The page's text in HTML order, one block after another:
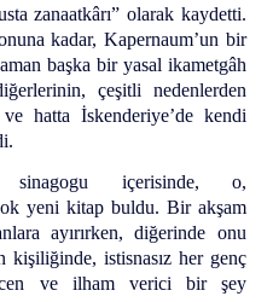
zanaatkârı” olarak kaydetti.
kadar, Kapernaum’un bir
başka bir yasal ikametgâh
çeşitli nedenlerden
hatta İskenderiye’de kendi
sinagogu içerisinde, o,
yeni kitap buldu. Bir akşam
ayırırken, diğerinde onu
kişiliğinde, istisnasız her genç
ve ilham verici bir şey